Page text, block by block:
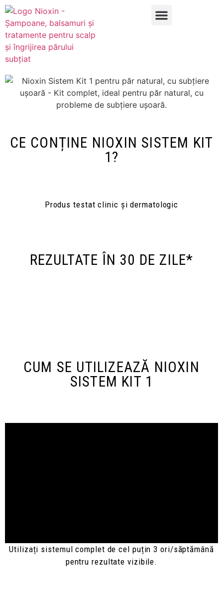
CE CONȚINE NIOXIN SISTEM KIT
1?
Produs testat clinic și dermatologic
REZULTATE ÎN 30 DE ZILE*
CUM SE UTILIZEAZĂ NIOXIN
SISTEM KIT 1
Utilizați sistemul complet de cel puțin 3 ori/săptămână
pentru rezultate vizibile.